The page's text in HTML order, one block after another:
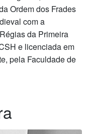
Ordem dos Frades
com a
da Primeira
e licenciada em
pela Faculdade de